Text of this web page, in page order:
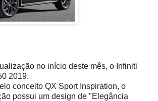
no início deste mês, o Infiniti
2019.
conceito QX Sport Inspiration, o
possui um design de "Elegância